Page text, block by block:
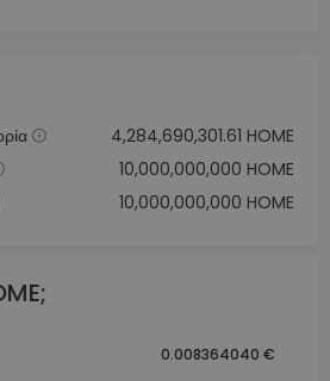
4,284,690,301.61 HOME
10,000,000,000 HOME
10,000,000,000 HOME
0.008364040 €